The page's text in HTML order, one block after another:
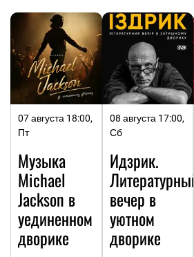
07 августа 18:00,
Пт
Музыка
Michael
Jackson в
уединенном
дворике
08 августа 17:00,
Сб
Идзрик.
Литературный
вечер в
уютном
дворике